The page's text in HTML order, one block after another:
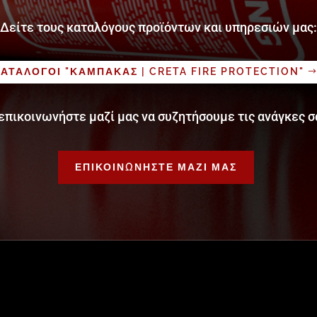
Δείτε τους καταλόγους προϊόντων και υπηρεσιών μας:
"ΚΑΜΠΑΚΑΣ | CRETA FIRE PROTECTION"
μαζί μας να συζητήσουμε τις ανάγκες
ΕΠΙΚΟΙΝΩΝΗΣΤΕ ΜΑΖΙ ΜΑΣ